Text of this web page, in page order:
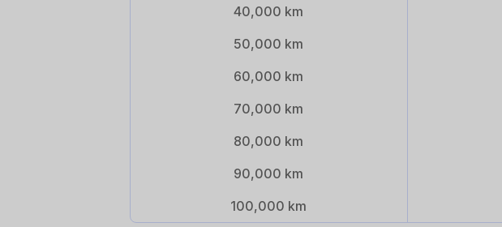
40,000 km
50,000 km
60,000 km
70,000 km
80,000 km
90,000 km
100,000 km